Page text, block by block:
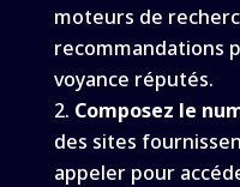
moteurs de
recommandations
voyance réputés.
Composez le
des sites
appeler pour